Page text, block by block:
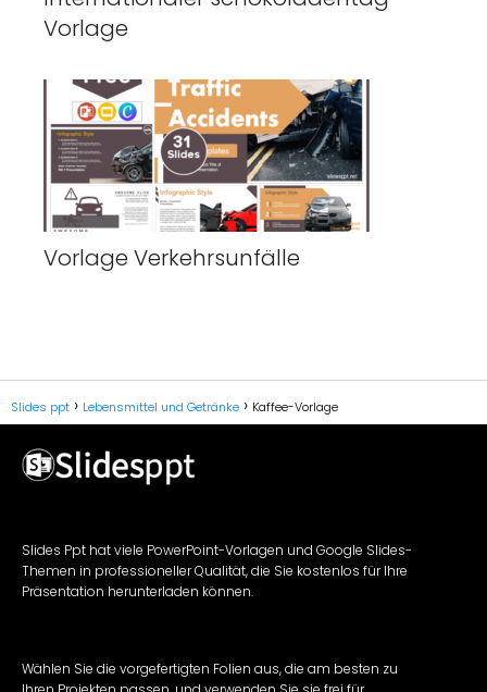
Vorlage
Vorlage Verkehrsunfälle
Slides ppt Lebensmittel und Getränke Kaffee-Vorlage
Slides Ppt hat viele PowerPoint-Vorlagen und Google Slides-
Themen in professioneller Qualität, die Sie kostenlos für Ihre
Präsentation herunterladen können.
Wählen Sie die vorgefertigten Folien aus, die am besten zu